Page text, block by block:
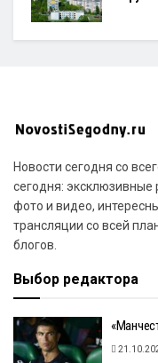
Новости сегодня со
сегодня: эксклюзивные
фото и видео,
трансляции со всей
блогов.
Выбор редактора